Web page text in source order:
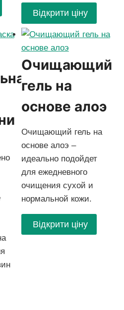
Відкрити ціну
Очищающий
гель на
основе алоэ
Очищающий гель на
основе алоэ –
идеально подойдет
для ежедневного
очищения сухой и
нормальной кожи.
Відкрити ціну